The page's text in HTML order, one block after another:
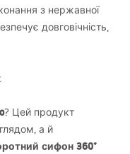
з нержавної
довговічність,
? Цей продукт
а й
сифон 360°